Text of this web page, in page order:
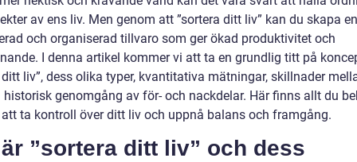
av ens liv. Men genom att ”sortera ditt liv” kan du skapa en
och organiserad tillvaro som ger ökad produktivitet och
I denna artikel kommer vi att ta en grundlig titt på
ditt liv”, dess olika typer, kvantitativa mätningar, skillnader
historisk genomgång av för- och nackdelar. Här finns allt du
ta kontroll över ditt liv och uppnå balans och framgång.
”sortera ditt liv” och dess